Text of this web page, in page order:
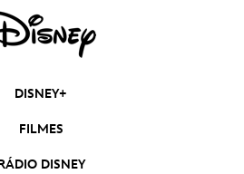
Hulk: Defensora de Heróis | Estreia
de agosto | Disney+
a Amizade
Dourados e Ursinho
DISNEY+
FILMES
DISNEY